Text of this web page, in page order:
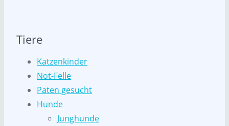
Tiere
Katzenkinder
Not-Felle
Paten gesucht
Hunde
Junghunde